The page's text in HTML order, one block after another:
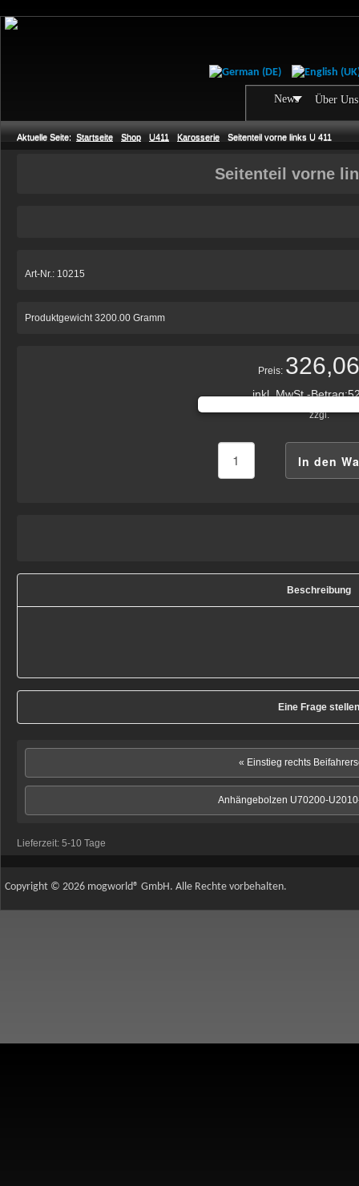
News Über Uns
Aktuelle Seite: Startseite Shop U411 Karosserie Seitenteil vorne links U 411
Seitenteil vorne
Art-Nr.: 10215
Produktgewicht 3200.00 Gramm
Preis:
inkl. MwSt.-Betrag:
zzgl.
Beschreibung
Eine Frage
« Einstieg rechts
Anhängebolzen U70200-
Lieferzeit: 5-10 Tage
Copyright © 2026 mogworld® GmbH. Alle Rechte vorbehalten.